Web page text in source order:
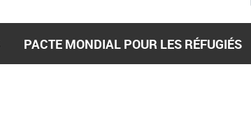
PACTE MONDIAL POUR LES RÉFUGIÉS